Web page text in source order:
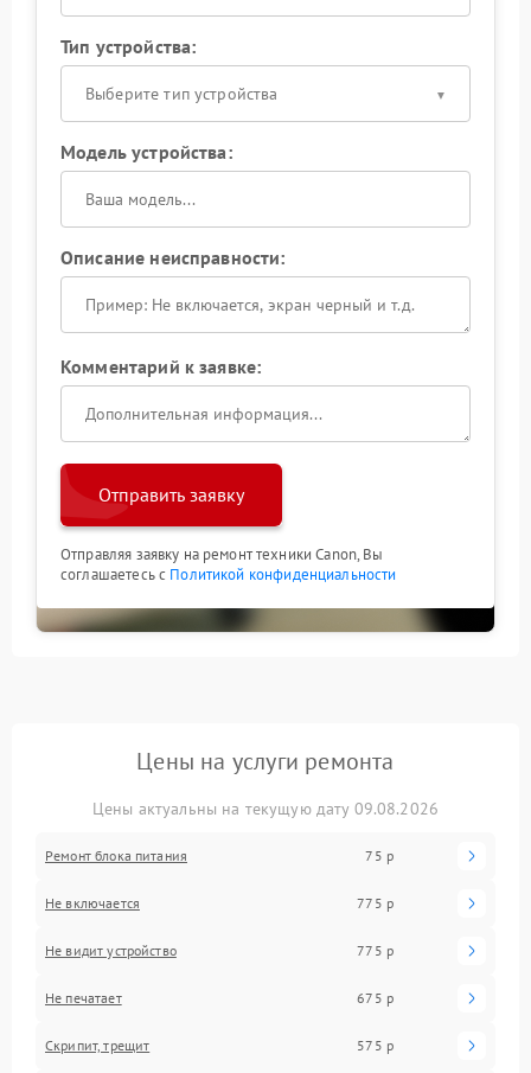
Тип устройства:
Выберите тип устройства
Модель устройства:
Описание неисправности:
Комментарий к заявке:
Отправить заявку
Отправляя заявку на ремонт техники Canon, Вы
соглашаетесь с Политикой конфиденциальности
Цены на услуги ремонта
Цены актуальны на текущую дату 09.08.2026
Ремонт блока питания 75 р
Не включается 775 р
Не видит устройство 775 р
Не печатает 675 р
Скрипит, трещит 575 р